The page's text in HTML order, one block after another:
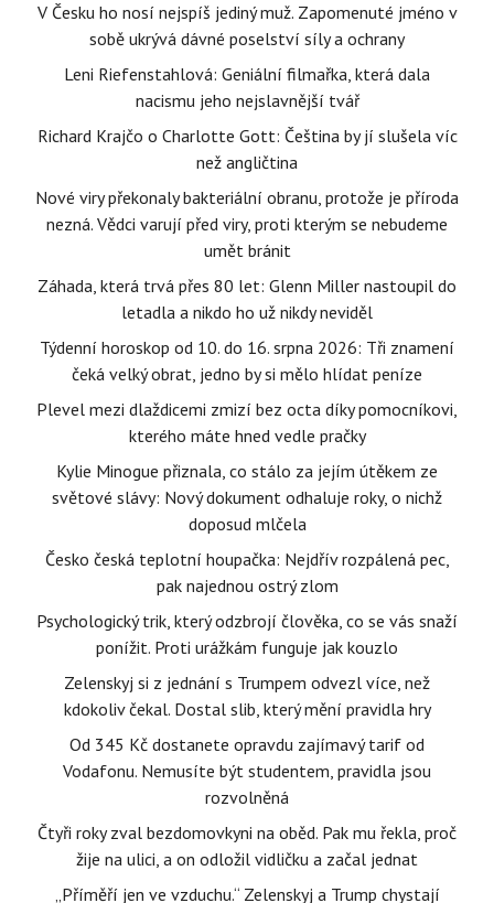
V Česku ho nosí nejspíš jediný muž. Zapomenuté jméno v
sobě ukrývá dávné poselství síly a ochrany
Leni Riefenstahlová: Geniální filmařka, která dala
nacismu jeho nejslavnější tvář
Richard Krajčo o Charlotte Gott: Čeština by jí slušela víc
než angličtina
Nové viry překonaly bakteriální obranu, protože je příroda
nezná. Vědci varují před viry, proti kterým se nebudeme
umět bránit
Záhada, která trvá přes 80 let: Glenn Miller nastoupil do
letadla a nikdo ho už nikdy neviděl
Týdenní horoskop od 10. do 16. srpna 2026: Tři znamení
čeká velký obrat, jedno by si mělo hlídat peníze
Plevel mezi dlaždicemi zmizí bez octa díky pomocníkovi,
kterého máte hned vedle pračky
Kylie Minogue přiznala, co stálo za jejím útěkem ze
světové slávy: Nový dokument odhaluje roky, o nichž
doposud mlčela
Česko česká teplotní houpačka: Nejdřív rozpálená pec,
pak najednou ostrý zlom
Psychologický trik, který odzbrojí člověka, co se vás snaží
ponížit. Proti urážkám funguje jak kouzlo
Zelenskyj si z jednání s Trumpem odvezl více, než
kdokoliv čekal. Dostal slib, který mění pravidla hry
Od 345 Kč dostanete opravdu zajímavý tarif od
Vodafonu. Nemusíte být studentem, pravidla jsou
rozvolněná
Čtyři roky zval bezdomovkyni na oběd. Pak mu řekla, proč
žije na ulici, a on odložil vidličku a začal jednat
„Příměří jen ve vzduchu.“ Zelenskyj a Trump chystají